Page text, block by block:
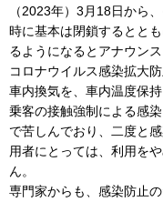
（2023年）3月18日から
時に基本は閉鎖するとと
るようになるとアナウンス
コロナウイルス感染拡大
車内換気を、車内温度保
乗客の接触強制による感
で苦しんでおり、二度と
用者にとっては、利用を
ん。
専門家からも、感染防止